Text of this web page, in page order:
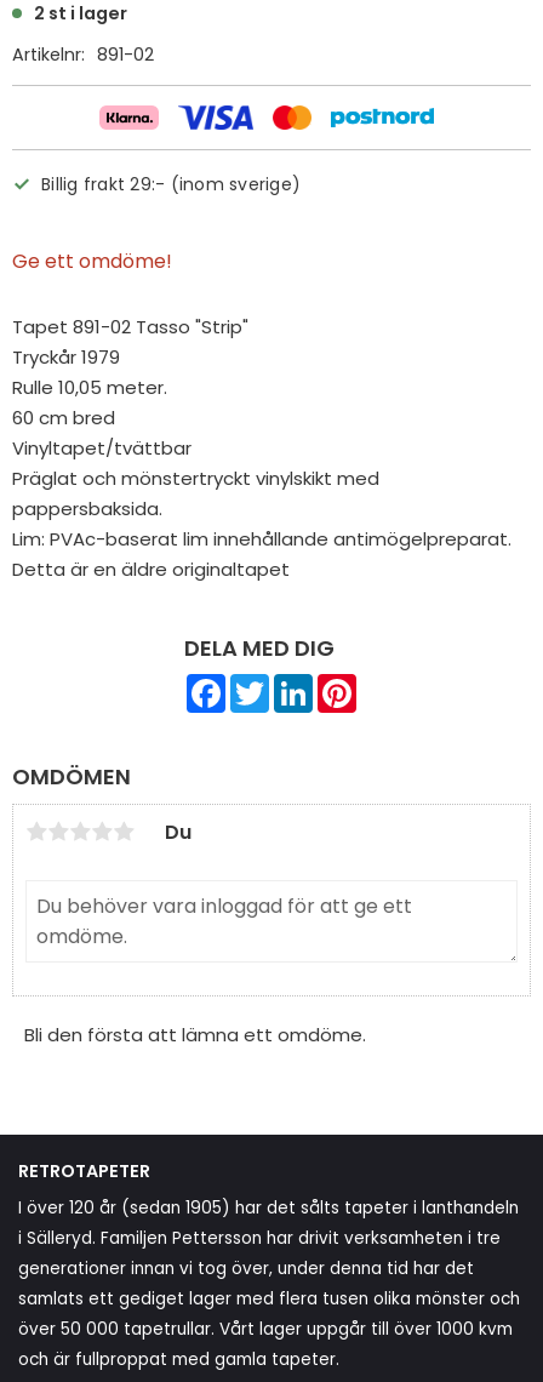
2 st i lager
Artikelnr
891-02
Ge ett omdöme!
Billig frakt 29:- (inom sverige)
Tapet 891-02 Tasso "Strip"
Tryckår 1979
Rulle 10,05 meter.
60 cm bred
Vinyltapet/tvättbar
Präglat och mönstertryckt vinylskikt med
pappersbaksida.
Lim: PVAc-baserat lim innehållande antimögelpreparat.
Detta är en äldre originaltapet
DELA MED DIG
F
a
o
T
w
r
L
I e
OMDÖMEN
Du
Bli den första att lämna ett omdöme.
RETROTAPETER
I över 120 år (sedan 1905) har det sålts tapeter i lanthandeln
i Sälleryd. Familjen Pettersson har drivit verksamheten i tre
generationer innan vi tog över, under denna tid har det
samlats ett gediget lager med flera tusen olika mönster och
över 50 000 tapetrullar. Vårt lager uppgår till över 1000 kvm
och är fullproppat med gamla tapeter.